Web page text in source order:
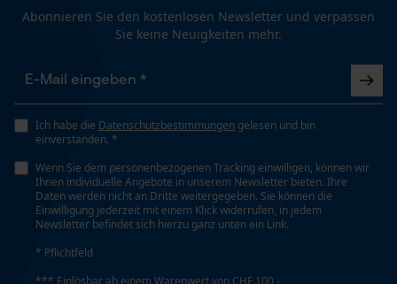
Abonnieren Sie den kostenlosen Newsletter und verpassen
Sie keine Neuigkeiten mehr.
Ich habe die Datenschutzbestimmungen gelesen und bin
einverstanden. *
Wenn Sie dem personenbezogenen Tracking einwilligen, können wir
Ihnen individuelle Angebote in unserem Newsletter bieten. Ihre
Daten werden nicht an Dritte weitergegeben. Sie können die
Einwilligung jederzeit mit einem Klick widerrufen, in jedem
Newsletter befindet sich hierzu ganz unten ein Link.
* Pflichtfeld
*** Einlösbar ab einem Warenwert von CHF 100,-
Personalisierte Startseite
Gespeicherter Warenkorb
Geo-IP und User Detection
YouTube-Videos
Google Maps